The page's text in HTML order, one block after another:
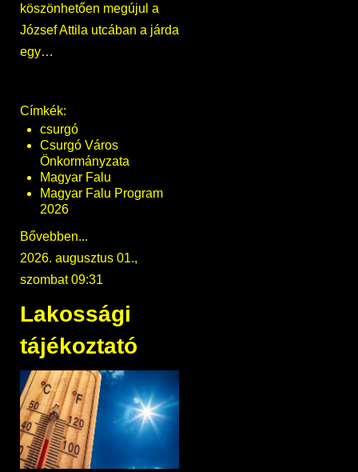
köszönhetően megújul a
József Attila utcában a járda
egy…
Címkék:
csurgó
Csurgó Város
Önkormányzata
Magyar Falu
Magyar Falu Program
2026
Bővebben...
2026. augusztus 01.,
szombat 09:31
Lakossági
tájékoztató